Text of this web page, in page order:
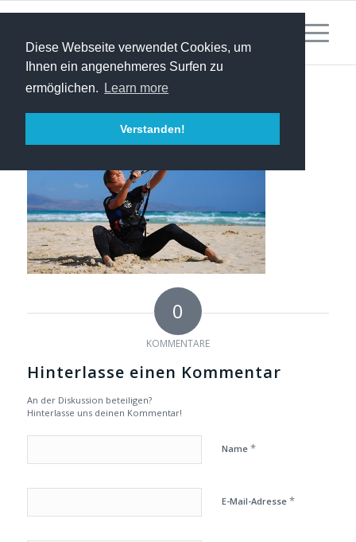
Diese Webseite verwendet Cookies, um
Ihnen ein angenehmeres Surfen zu
ermöglichen.
Learn more
Verstanden!
0
KOMMENTARE
Hinterlasse einen Kommentar
An der Diskussion beteiligen?
Hinterlasse uns deinen Kommentar!
Name *
E-Mail-Adresse *